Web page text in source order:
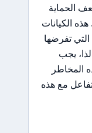
الحماية
هذه الكيانات
تفرضها
لذا، يجب
المخاطر
مع هذه